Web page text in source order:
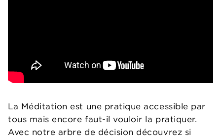
La Méditation est une pratique accessible par
tous mais encore faut-il vouloir la pratiquer.
Avec notre arbre de décision découvrez si